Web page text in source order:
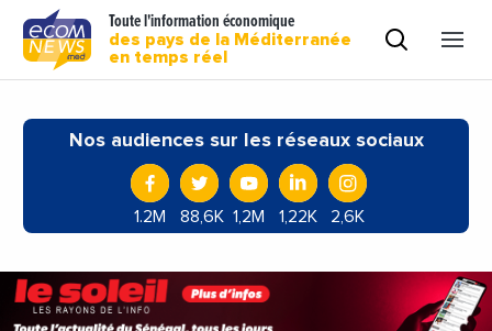
Toute l'information économique
des pays de la Méditerranée
en temps réel
Nos audiences sur les réseaux sociaux
1.2M 88,6K 1,2M 1,22K 2,6K